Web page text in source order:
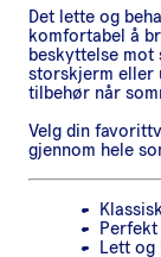
Det lette og
komfortabel å
beskyttelse mot
storskjerm eller
tilbehør når
Velg din
gjennom hele
Lett